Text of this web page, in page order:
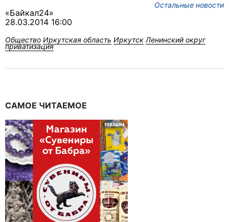
Остальные новости
«Байкал24»
28.03.2014 16:00
Общество Иркутская область Иркутск Ленинский округ
приватизация
САМОЕ ЧИТАЕМОЕ